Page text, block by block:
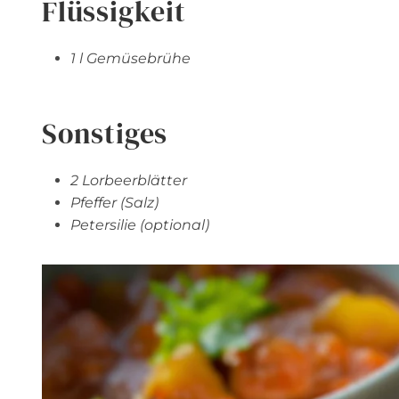
Flüssigkeit
1 l Gemüsebrühe
Sonstiges
2 Lorbeerblätter
Pfeffer (Salz)
Petersilie (optional)